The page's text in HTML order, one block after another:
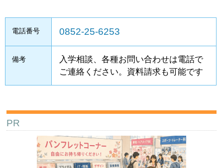
電話番号 0852-25-6253
備考
入学相談、各種お問い合わせは電話で
ご連絡ください。資料請求も可能です
PR